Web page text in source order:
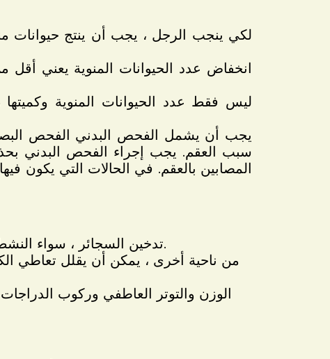
لكي ينجب الرجل ، يجب أن ينتج حيوانات
ليس فقط عدد الحيوانات المنوية
يجب أن يشمل الفحص البدني الفحص
تدخين السجائر ، سواء النشط أو السلبي ، هو حالة معروفة منذ زمن طويل تقلل من عدد الحيوانات المنوية.
من ناحية أخرى ، يمكن أن يقلل تعاطي
الوزن والتوتر العاطفي وركوب